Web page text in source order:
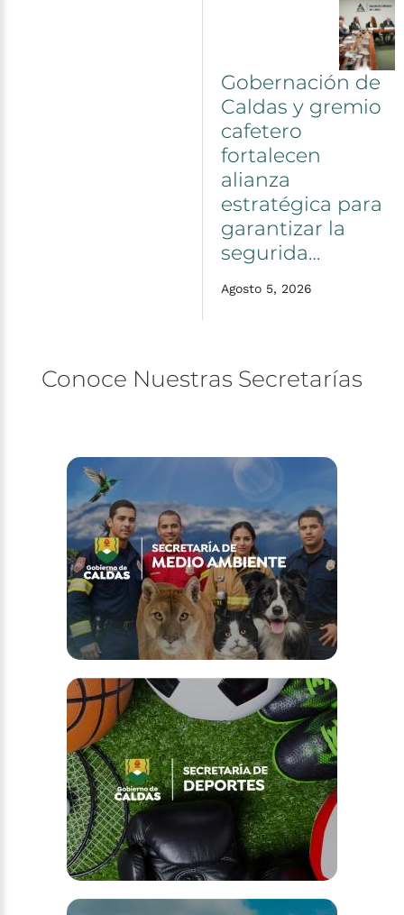
Gobernación de
Caldas y gremio
cafetero
fortalecen
alianza
estratégica para
garantizar la
segurida…
Agosto 5, 2026
Conoce Nuestras Secretarías